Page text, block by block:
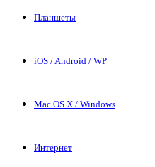
Планшеты
iOS / Android / WP
Mac OS X / Windows
Интернет